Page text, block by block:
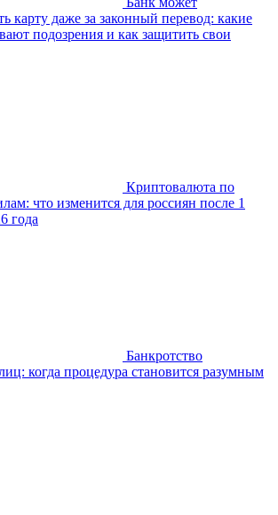
карту даже за законный перевод: какие
подозрения и как защитить свои
Криптовалюта по
что изменится для россиян после 1
года
Банкротство
когда процедура становится разумным